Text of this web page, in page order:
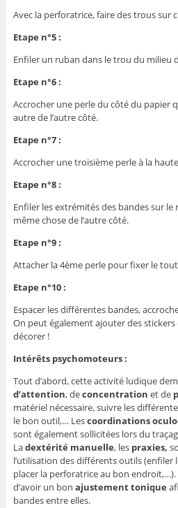
Avec la perforatrice, faire des trous sur
Etape n°5 :
Enfiler un ruban dans le trou du milieu
Etape n°6 :
Accrocher une perle du côté du papier
autre de l’autre côté.
Etape n°7 :
Accrocher une troisième perle à la
Etape n°8 :
Enfiler les extrémités des bandes sur le
même chose de l’autre côté.
Etape n°9 :
Attacher la 4ème perle pour fixer le
Etape n°10 :
Espacer les différentes bandes,
On peut également ajouter des
décorer !
Intérêts psychomoteurs :
Tout d’abord, cette activité ludique
d’attention, deconcentration et de
matériel nécessaire, suivre les
le bon outil,… Lescoordinations
sont également sollicitées lors du
Ladextérité manuelle, les praxies,
l’utilisation des différents outils
placer la perforatrice au bon
d’avoir un bon ajustement tonique
bandes entre elles.